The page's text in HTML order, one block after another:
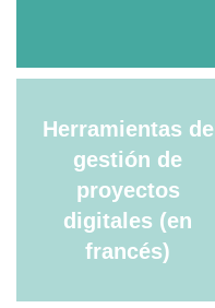
Herramientas de
gestión de
proyectos
digitales (en
francés)